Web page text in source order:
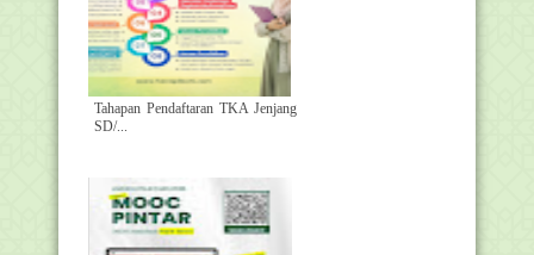
Tahapan Pendaftaran TKA Jenjang
SD/...